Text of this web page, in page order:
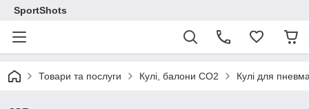
SportShots
Товари та послуги Кулі, балони СО2 Кулі для